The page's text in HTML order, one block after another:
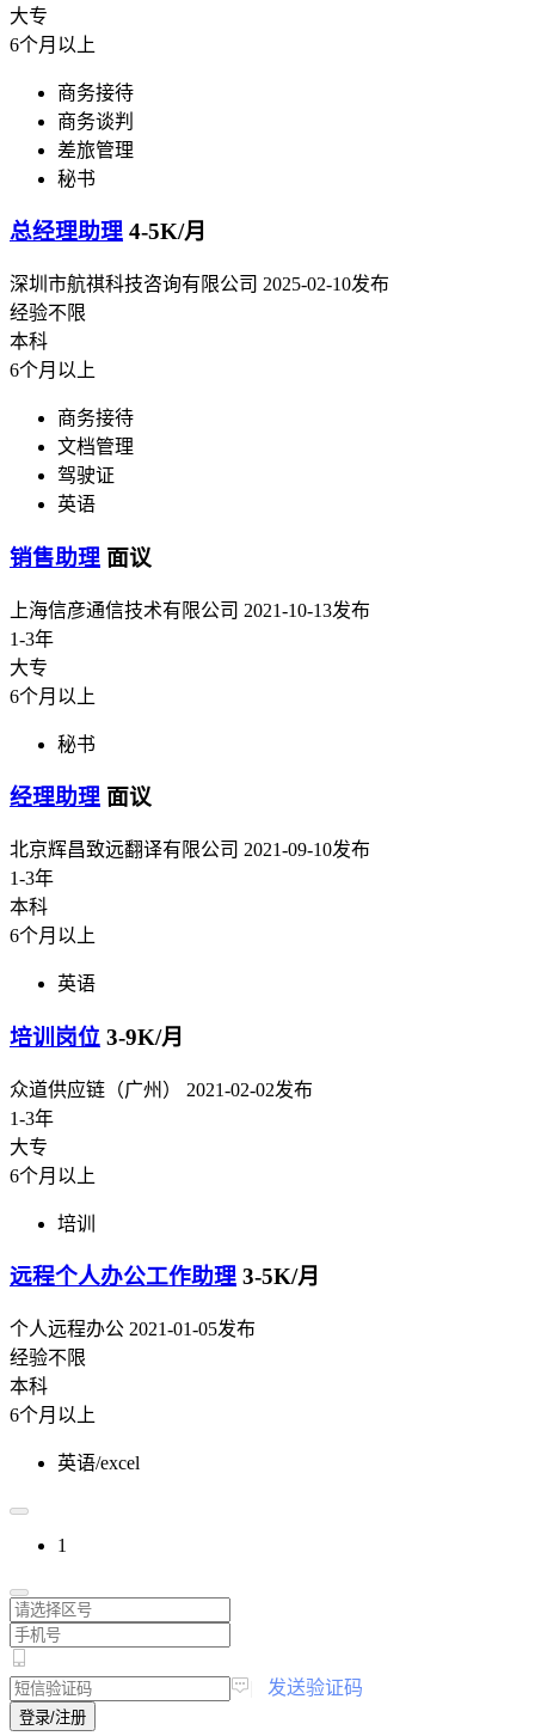
大专
6个月以上
商务接待
商务谈判
差旅管理
秘书
总经理助理 4-5K/月
深圳市航祺科技咨询有限公司 2025-02-10发布
经验不限
本科
6个月以上
商务接待
文档管理
驾驶证
英语
销售助理 面议
上海信彦通信技术有限公司 2021-10-13发布
1-3年
大专
6个月以上
秘书
经理助理 面议
北京辉昌致远翻译有限公司 2021-09-10发布
1-3年
本科
6个月以上
英语
培训岗位 3-9K/月
众道供应链（广州）
2021-02-02发布
1-3年
大专
6个月以上
培训
远程个人办公工作助理 3-5K/月
个人远程办公 2021-01-05发布
经验不限
本科
6个月以上
英语/excel
1
发送验证码
登录/注册